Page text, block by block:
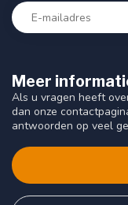
Meer
Als u vragen heeft
dan onze
antwoorden op veel